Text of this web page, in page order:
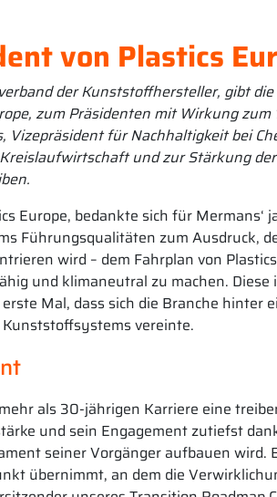
von Plastics
der Kunststoffhersteller, gibt
zum Präsidenten mit Wirkung
für Nachhaltigkeit bei
und zur Stärkung
Europe, bedankte sich für Mermans‘
Führungsqualitäten zum Ausdruck,
wird – dem Fahrplan von
und klimaneutral zu machen. Diese
Mal, dass sich die Branche hinter
vereinte.
als 30-jährigen Karriere eine
und sein Engagement zutiefst
seiner Vorgänger aufbauen wird.
übernimmt, an dem die